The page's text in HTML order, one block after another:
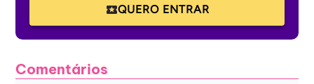
QUERO ENTRAR
Comentários